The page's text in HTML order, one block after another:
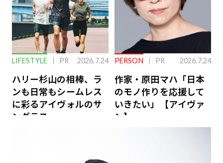
LIFESTYLE PR 2026.7.24
ハリー杉山の相棒、ラ
ンも日常もシームレス
に彩るアイヴォルのサ
ングラス
PERSON PR 2026.7.24
作家・原田マハ「日本
のモノ作りを応援して
いきたい」【アイヴァ
ン】